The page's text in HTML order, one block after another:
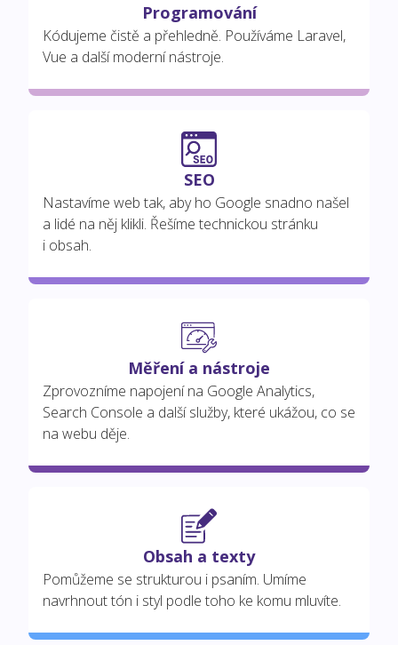
Programování
Kódujeme čistě a přehledně. Používáme Laravel,
Vue a další moderní nástroje.
SEO
Nastavíme web tak, aby ho Google snadno našel
a lidé na něj klikli. Řešíme technickou stránku
i obsah.
Měření a nástroje
Zprovozníme napojení na Google Analytics,
Search Console a další služby, které ukážou, co se
na webu děje.
Obsah a texty
Pomůžeme se strukturou i psaním. Umíme
navrhnout tón i styl podle toho ke komu mluvíte.